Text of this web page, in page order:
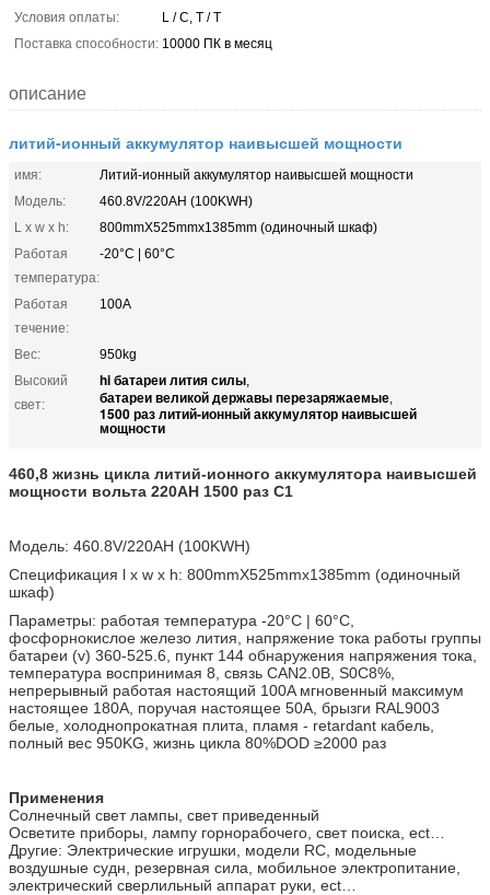
Условия оплаты:
L / C, T / T
Поставка способности: 10000 ПК в месяц
описание
литий-ионный аккумулятор наивысшей мощности
имя:
Литий-ионный аккумулятор наивысшей мощности
Модель:
460.8V/220AH (100KWH)
L x w x h:
800mmX525mmx1385mm (одиночный шкаф)
Работая
температура:
-20°C | 60°C
Работая
течение:
100A
Вес:
950kg
Высокий
свет:
hi батареи лития силы,
батареи великой державы перезаряжаемые,
1500 раз литий-ионный аккумулятор наивысшей
мощности
460,8 жизнь цикла литий-ионного аккумулятора наивысшей
мощности вольта 220AH 1500 раз C1
Модель: 460.8V/220AH (100KWH)
Спецификация l x w x h: 800mmX525mmx1385mm (одиночный
шкаф)
Параметры: работая температура -20°C | 60°C,
фосфорнокислое железо лития, напряжение тока работы группы
батареи (v) 360-525.6, пункт 144 обнаружения напряжения тока,
температура воспринимая 8, связь CAN2.0B, S0C8%,
непрерывный работая настоящий 100A мгновенный максимум
настоящее 180A, поручая настоящее 50A, брызги RAL9003
белые, холоднопрокатная плита, пламя - retardant кабель,
полный вес 950KG, жизнь цикла 80%DOD ≥2000 раз
Применения
Солнечный свет лампы, свет приведенный
Осветите приборы, лампу горнорабочего, свет поиска, ect…
Другие: Электрические игрушки, модели RC, модельные
воздушные судн, резервная сила, мобильное электропитание,
электрический сверлильный аппарат руки, ect…